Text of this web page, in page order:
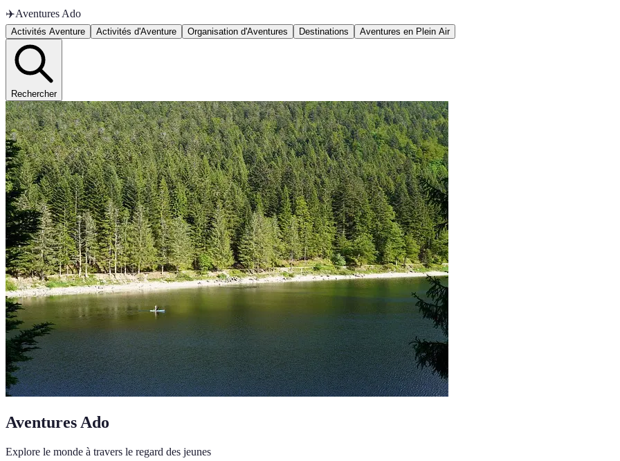
✈️Aventures Ado
Activités Aventure Activités d'Aventure Organisation d'Aventures Destinations Aventures en Plein Air
Rechercher
Aventures Ado
Explore le monde à travers le regard des jeunes